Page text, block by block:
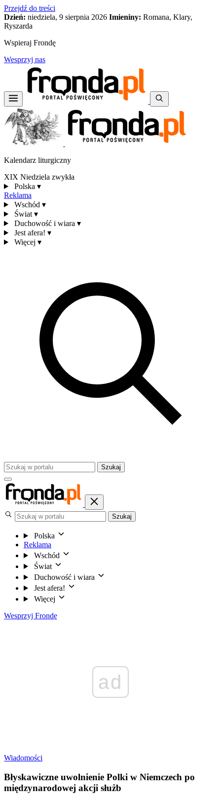
Przejdź do treści
Dzień: niedziela, 9 sierpnia 2026 Imieniny: Romana, Klary,
Ryszarda
Wspieraj Frondę
Wesprzyj nas
Kalendarz liturgiczny
XIX Niedziela zwykła
Polska ▾
Reklama
Wschód ▾
Świat ▾
Duchowość i wiara ▾
Jest afera! ▾
Więcej ▾
Szukaj
Szukaj
Polska
Reklama
Wschód
Świat
Duchowość i wiara
Jest afera!
Więcej
Wesprzyj Frondę
ad
Wiadomości
Błyskawiczne uwolnienie Polki w Niemczech po
międzynarodowej akcji służb